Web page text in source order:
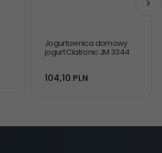
Jogurtownica domowy
jogurt Clatronic JM 3344
104,10 PLN